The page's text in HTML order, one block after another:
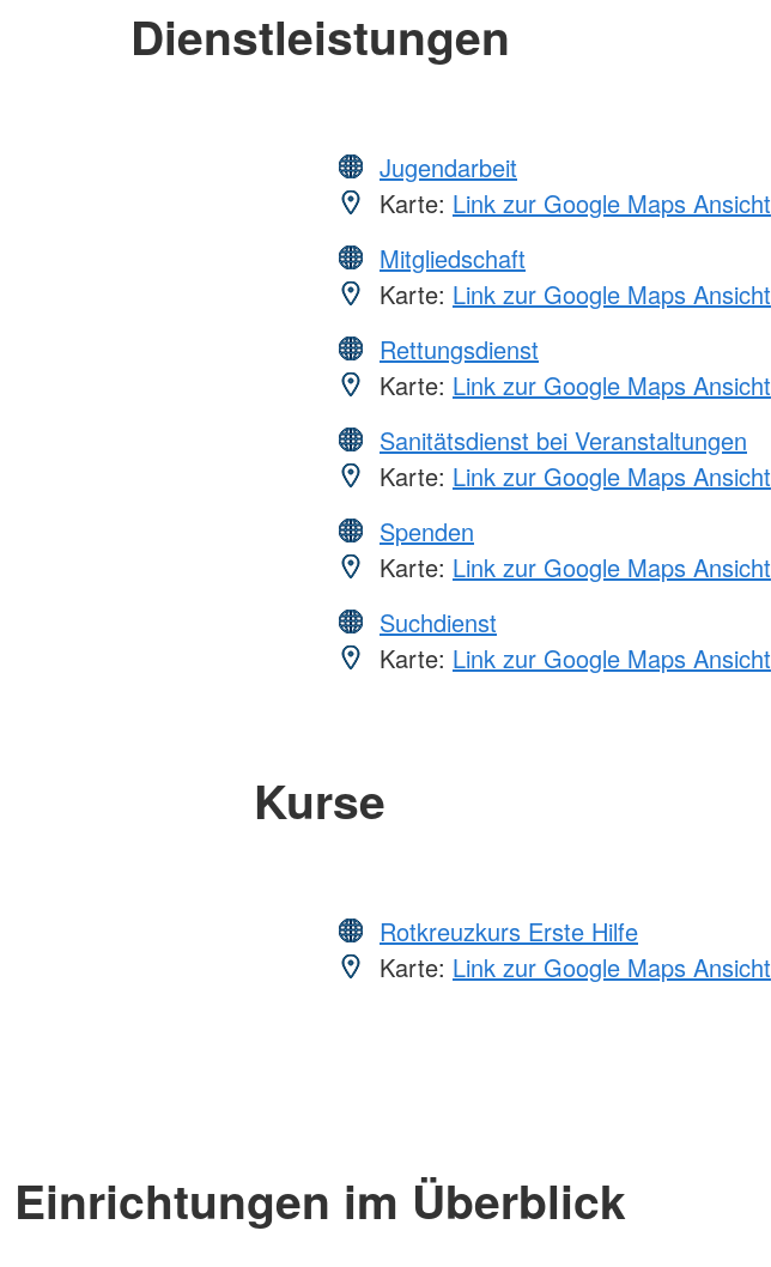
Dienstleistungen
Jugendarbeit
Karte: Link zur Google Maps Ansicht
Mitgliedschaft
Karte: Link zur Google Maps Ansicht
Rettungsdienst
Karte: Link zur Google Maps Ansicht
Sanitätsdienst bei Veranstaltungen
Karte: Link zur Google Maps Ansicht
Spenden
Karte: Link zur Google Maps Ansicht
Suchdienst
Karte: Link zur Google Maps Ansicht
Kurse
Rotkreuzkurs Erste Hilfe
Karte: Link zur Google Maps Ansicht
Einrichtungen im Überblick